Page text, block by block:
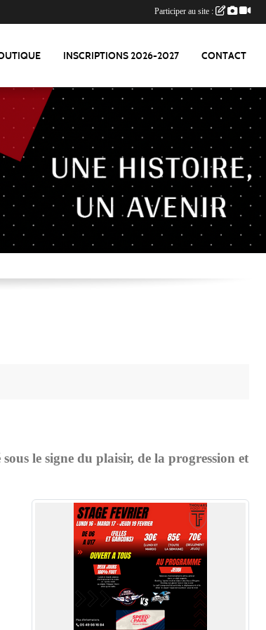
INSCRIPTIONS 2026-2027 CONTACT
le signe du plaisir, de la progression et
Participer au site :